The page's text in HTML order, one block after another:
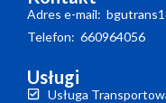
Adres e-mail:
Telefon: 660964056
Usługi
Usługa